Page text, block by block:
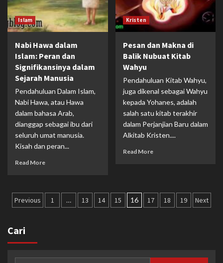
Islam
Nabi Hawa dalam
Islam: Peran dan
Signifikansinya dalam
Sejarah Manusia
Pendahuluan Dalam Islam,
Nabi Hawa, atau Hawa
dalam bahasa Arab,
dianggap sebagai ibu dari
seluruh umat manusia.
Kisah dan peran...
Read More
Kristen
Pesan dan Makna di
Balik Nubuat Kitab
Wahyu
Pendahuluan Kitab Wahyu,
juga dikenal sebagai Wahyu
kepada Yohanes, adalah
salah satu kitab terakhir
dalam Perjanjian Baru dalam
Alkitab Kristen....
Read More
Paginasi
Previous 1 … 13 14 15 16 17 18 19 Next
Cari